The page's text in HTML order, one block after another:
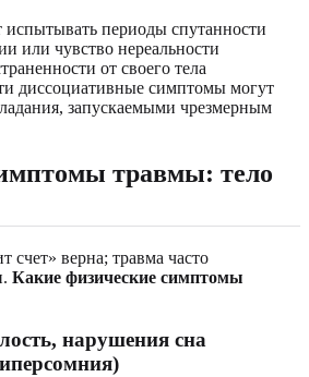
периоды спутанности
или чувство нереальности
от своего тела
диссоциативные симптомы могут
запускаемыми чрезмерным
травмы: тело
счет» верна; травма часто
Какие физические симптомы
нарушения сна